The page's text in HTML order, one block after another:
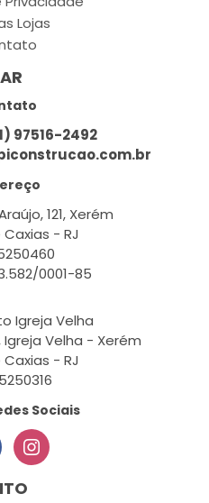
Lojas
97516-2492
121, Xerém
- RJ
0001-85
Igreja Velha
Igreja Velha - Xerém
- RJ
Sociais